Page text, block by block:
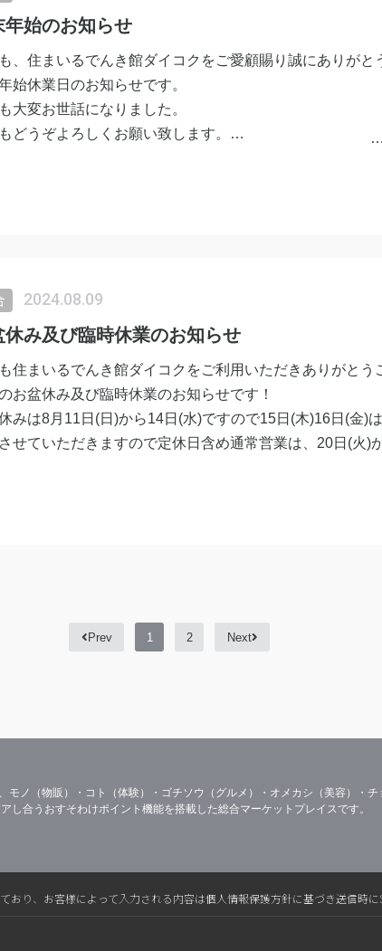
年始のお知らせ
、住まいるでんき館ダイコクをご愛顧賜り誠にありがと
始休業日のお知らせです。
大変お世話になりました。
どうぞよろしくお願い致します。
…
2024.08.09
休み及び臨時休業のお知らせ
住まいるでんき館ダイコクをご利用いただきありがとう
お盆休み及び臨時休業のお知らせです！
みは8月11日(日)から14日(水)ですので15日(木)16日(金)
せていただきますので定休日含め通常営業は、20日(火)
Prev 1 2 Next
モノ（物販）・コト（体験）・ゴチソウ（グルメ）・オメカシ（美容）・
し合うおすそわけポイント機能を搭載した総合マーケットプレイスです。
おり、お客様によって入力される内容は個人情報保護方針に基づき送信時に